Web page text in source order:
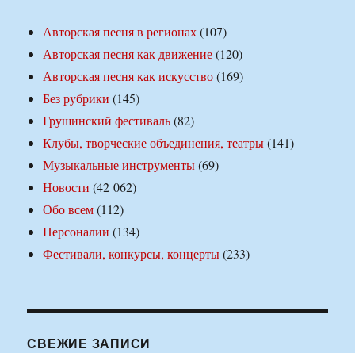
Авторская песня в регионах(107)
Авторская песня как движение(120)
Авторская песня как искусство(169)
Без рубрики (145)
Грушинский фестиваль(82)
Клубы, творческие объединения, театры(141)
Музыкальные инструменты(69)
Новости (42 062)
Обо всем(112)
Персоналии (134)
Фестивали, конкурсы, концерты(233)
СВЕЖИЕ ЗАПИСИ